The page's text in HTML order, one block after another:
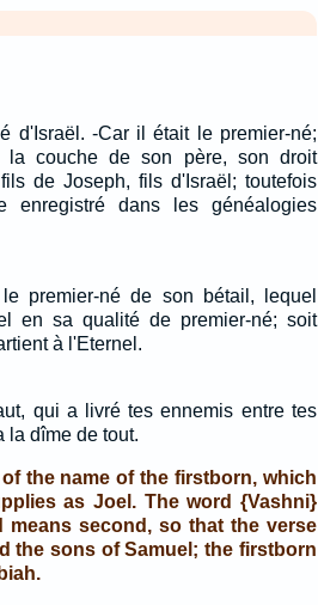
d'Israël. -Car il était le premier-né;
la couche de son père, son droit
de Joseph, fils d'Israël; toutefois
enregistré dans les généalogies
premier-né de son bétail, lequel
en sa qualité de premier-né; soit
à l'Eternel.
qui a livré tes ennemis entre tes
la dîme de tout.
the name of the firstborn, which
as Joel. The word {Vashni}
means second, so that the verse
the sons of Samuel; the firstborn